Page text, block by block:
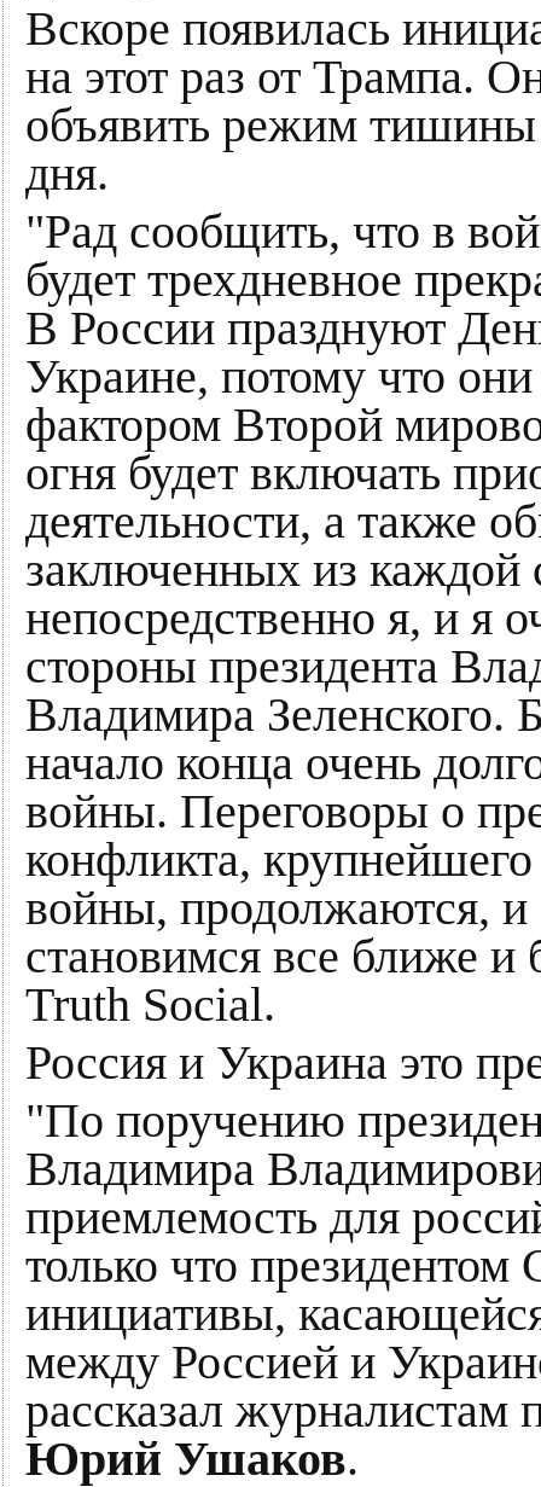
Вскоре появилась
на этот раз от Трампа.
объявить режим тишины
дня.
"Рад сообщить, что в
будет трехдневное
В России празднуют
Украине, потому что
фактором Второй
огня будет включать
деятельности, а также
заключенных из каждой
непосредственно я, и я
стороны президента
Владимира Зеленского.
начало конца очень
войны. Переговоры о
конфликта,
войны, продолжаются,
становимся все ближе
Truth Social.
Россия и Украина это
"По поручению
Владимира
приемлемость для
только что
инициативы,
между Россией и
рассказал
Юрий Ушаков.